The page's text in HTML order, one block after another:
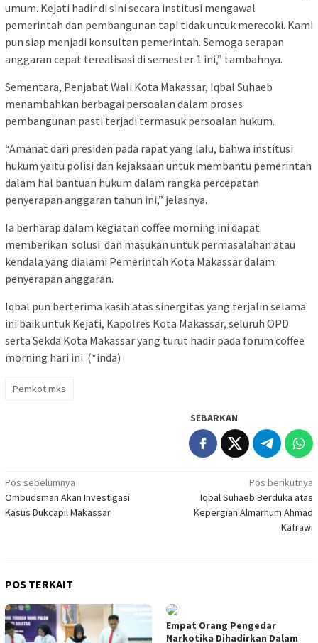
umum. Kejati hadir di sini secara institusi mengawal
pemerintah dan pembangunan tapi tidak untuk merecoki. Kami
pun siap menjadi konsultan pemerintah. Semoga serapan
anggaran cepat terealisasi di semester 1 ini,” tambahnya.
Sementara, Penjabat Wali Kota Makassar, Iqbal Suhaeb
menambahkan berbagai persoalan dalam proses
pembangunan pasti terjadi termasuk persoalan hukum.
“Amanat dari presiden pada rapat yang lalu, bahwa institusi
hukum yaitu polisi dan kejaksaan untuk membantu pemerintah
dalam hal bantuan hukum dalam rangka percepatan
penyerapan anggaran tahun ini,” jelasnya.
Ia berharap dalam kegiatan coffee morning ini dapat
memberikan solusi dan masukan untuk permasalahan atau
kendala yang dialami Pemerintah Kota Makassar dalam
penyerapan anggaran.
Iqbal pun berterima kasih atas sinergitas yang terjalin selama
ini baik untuk Kejati, Kapolres Kota Makassar, seluruh OPD
serta Sekda Kota Makassar yang turut hadir pada forum coffee
morning hari ini. (*inda)
Pemkot mks
SEBARKAN
Navigasi
pos
Pos sebelumnya
Ombudsman Akan Investigasi
Kasus Dukcapil Makassar
Pos berikutnya
Iqbal Suhaeb Berduka atas
Kepergian Almarhum Ahmad
Kafrawi
POS TERKAIT
Empat Orang Pengedar
Narkotika Dihadirkan Dalam